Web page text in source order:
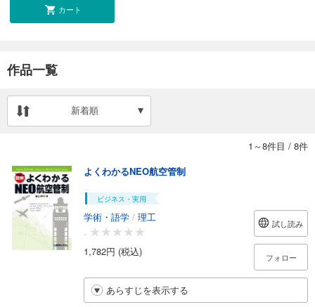
カート
作品一覧
新着順
1～8件目 / 8件
よくわかるNEO航空管制
ビジネス・実用
学術・語学 / 理工
-
1,782円 (税込)
試し読み
フォロー
あらすじを表示する